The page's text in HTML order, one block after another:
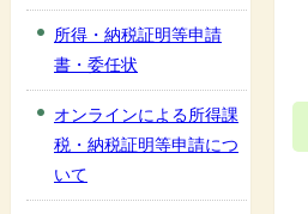
所得・納税証明等申請
書・委任状
オンラインによる所得課
税・納税証明等申請につ
いて